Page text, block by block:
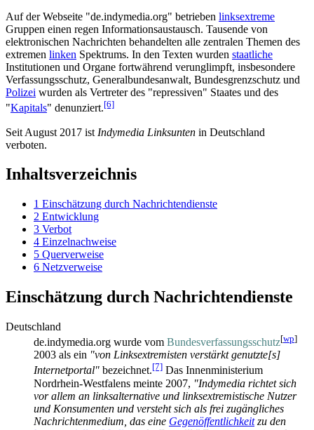
Auf der Webseite "de.indymedia.org" betrieben links­extreme
Gruppen einen regen Informations­austausch. Tausende von
elektronischen Nachrichten behandelten alle zentralen Themen des
extremen linken Spektrums. In den Texten wurden staatliche
Institutionen und Organe fortwährend verunglimpft, insbesondere
Verfassungs­schutz, General­bundes­anwalt, Bundes­grenz­schutz und
Polizei wurden als Vertreter des "repressiven" Staates und des
"Kapitals" denunziert.[6]
Seit August 2017 ist Indymedia Linksunten in Deutschland
verboten.
Inhaltsverzeichnis
1 Einschätzung durch Nachrichtendienste
2 Entwicklung
3 Verbot
4 Einzelnachweise
5 Querverweise
6 Netzverweise
Einschätzung durch Nachrichtendienste
Deutschland
de.indymedia.org wurde vom Bundesverfassungsschutz[wp]
2003 als ein "von Linksextremisten verstärkt genutzte[s]
Internetportal" bezeichnet.[7] Das Innenministerium
Nordrhein-Westfalens meinte 2007, "Indymedia richtet sich
vor allem an links­alternative und links­extremistische Nutzer
und Konsumenten und versteht sich als frei zugängliches
Nachrichten­medium, das eine Gegenöffentlichkeitzu den